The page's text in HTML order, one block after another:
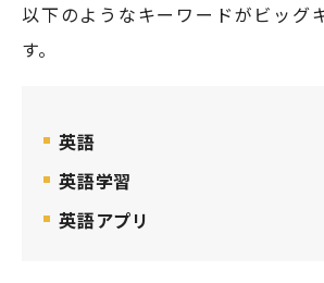
以下のようなキーワードがビッグ
す。
英語
英語学習
英語アプリ